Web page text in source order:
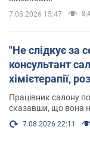
7.08.2026 15:47
"Не слідкує за
консультант
хімієтерапії,
Працівник салону
сказавши, що вона
7.08.2026 22:11